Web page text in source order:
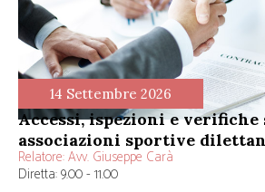
14 Settembre 2026
accessi, ispezioni e verifiche su enti e
associazioni sportive
Relatore:Avv. Giuseppe Carà
Diretta: 9.00 - 11.00